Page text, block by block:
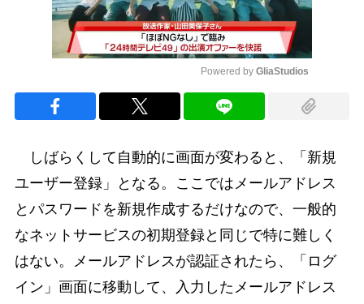
Powered by GliaStudios
しばらくして自動的に画面が変わると、「新規
ユーザー登録」となる。ここではメールアドレス
とパスワードを新規作成するだけなので、一般的
なネットサービスの初期登録と同じで特に難しく
はない。メールアドレスが認証されたら、「ログ
イン」画面に移動して、入力したメールアドレス